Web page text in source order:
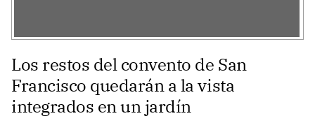
Los restos del convento de San
Francisco quedarán a la vista
integrados en un jardín